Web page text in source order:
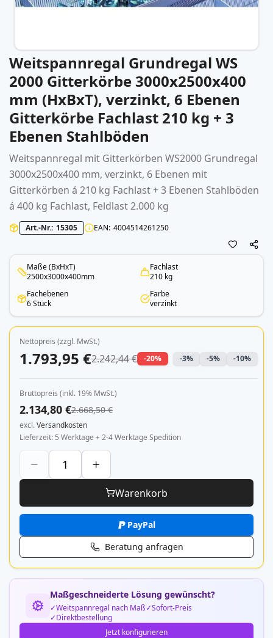
Zum
Anfang
der
Bildergalerie
springen
Weitspannregal Grundregal WS
2000 Gitterkörbe 3000x2500x400
mm (HxBxT), verzinkt, 6 Ebenen
Gitterkörbe Fachlast 210 kg + 3
Ebenen Stahlböden
Weitspannregal mit Gitterkörben WS2000 Grundregal
3000x2500x400 mm, verzinkt, 6 Ebenen mit
Gitterkörben á 210 kg Fachlast + 3 Ebenen Stahlböden
á 400 kg Fachlast, Feldlast 2.000 kg
Art.-Nr. 15305 EAN 4004514261250
Maße (BxHxT)
2500x3000x400mm
Fachlast
210 kg
Fachebenen
6 Stück
Farbe
verzinkt
Nettopreis (zzgl. MwSt.)
1.793,95 €2.242,44 € -20% -3% -5% -10%
Bruttopreis (inkl. 19% MwSt.)
2.134,80 €2.668,50 €
excl.Versandkosten
Lieferzeit 5 Werktage + 2-4 Werktage Spedition
Warenkorb
PayPal
Beratung anfragen
Maßgeschneiderte Lösung gewünscht?
Weitspannregal nach Maß
Sofort-Preis
Direktbestellung
Jetzt konfigurieren